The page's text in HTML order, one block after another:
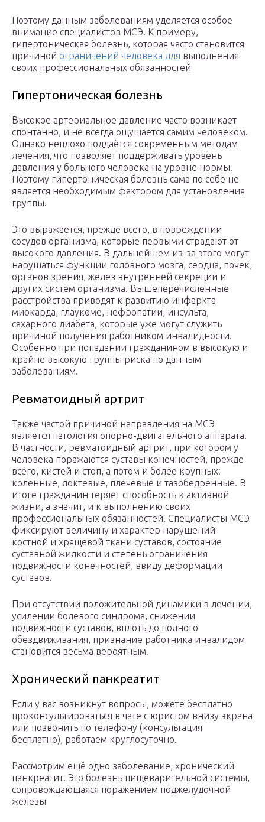
Поэтому данным заболеваниям уделяется особое
внимание специалистов МСЭ. К примеру,
гипертоническая болезнь, которая часто становится
причиной ограничений человека для выполнения
своих профессиональных обязанностей
Гипертоническая болезнь
Высокое артериальное давление часто возникает
спонтанно, и не всегда ощущается самим человеком.
Однако неплохо поддаётся современным методам
лечения, что позволяет поддерживать уровень
давления у больного человека на уровне нормы.
Поэтому гипертоническая болезнь сама по себе не
является необходимым фактором для установления
группы.
Это выражается, прежде всего, в повреждении
сосудов организма, которые первыми страдают от
высокого давления. В дальнейшем из-за этого могут
нарушаться функции головного мозга, сердца, почек,
органов зрения, желез внутренней секреции и
других систем организма. Вышеперечисленные
расстройства приводят к развитию инфаркта
миокарда, глаукоме, нефропатии, инсульта,
сахарного диабета, которые уже могут служить
причиной получения работником инвалидности.
Особенно при попадании гражданином в высокую и
крайне высокую группы риска по данным
заболеваниям.
Ревматоидный артрит
Также частой причиной направления на МСЭ
является патология опорно-двигательного аппарата.
В частности, ревматоидный артрит, при котором у
человека поражаются суставы конечностей, прежде
всего, кистей и стоп, а потом и более крупных:
коленные, локтевые, плечевые и тазобедренные. В
итоге гражданин теряет способность к активной
жизни, а значит, и к выполнению своих
профессиональных обязанностей. Специалисты МСЭ
фиксируют величину и характер нарушений
костной и хрящевой ткани суставов, состояние
суставной жидкости и степень ограничения
подвижности конечностей, ввиду деформации
суставов.
При отсутствии положительной динамики в лечении,
усилении болевого синдрома, снижении
подвижности суставов, вплоть до полного
обездвиживания, признание работника инвалидом
становится весьма вероятным.
Хронический панкреатит
Если у вас возникнут вопросы, можете бесплатно
проконсультироваться в чате с юристом внизу экрана
или позвонить по телефону (консультация
бесплатно), работаем круглосуточно.
Рассмотрим ещё одно заболевание, хронический
панкреатит. Это болезнь пищеварительной системы,
сопровождающаяся поражением поджелудочной
железы